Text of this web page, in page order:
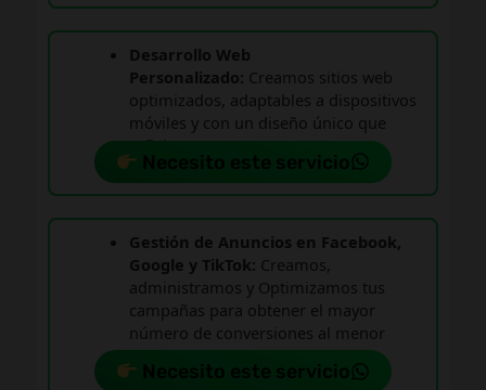
Desarrollo Web
Personalizado: Creamos sitios web
optimizados, adaptables a dispositivos
móviles y con un diseño único que
refleja tu marca.
Necesito este servicio
Gestión de Anuncios en Facebook,
Google y TikTok: Creamos,
administramos y Optimizamos tus
campañas para obtener el mayor
número de conversiones al menor
costo posible.
Necesito este servicio